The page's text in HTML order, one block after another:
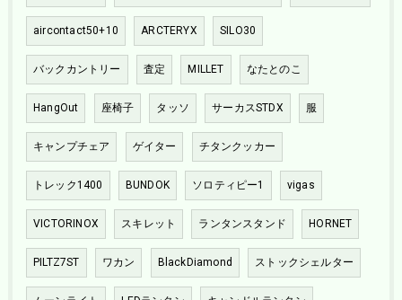
aircontact50+10 ARCTERYX SILO30
バックカントリー 査定 MILLET なたとのこ
HangOut 座椅子 タッソ サーカスSTDX 服
キャンプチェア ゲイター チタンクッカー
トレック1400 BUNDOK ソロティピー1 vigas
VICTORINOX スキレット ランタンスタンド HORNET
PILTZ7ST ワカン BlackDiamond ストックシェルター